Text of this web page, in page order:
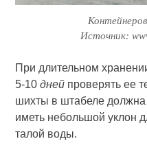
Источник:
При длительном
5-10дней проверять ее
шихты в штабеле должна
иметь небольшой уклон
талой воды.